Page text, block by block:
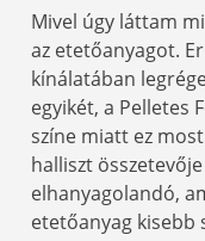
Mivel úgy láttam
az etetőanyagot.
kínálatában
egyikét, a Pelletes
színe miatt ez
halliszt
elhanyagolandó,
etetőanyag kisebb